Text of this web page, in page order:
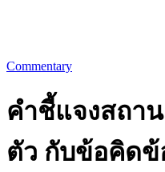
Commentary
คำชี้แจงสถา
ตัว กับข้อคิดข้